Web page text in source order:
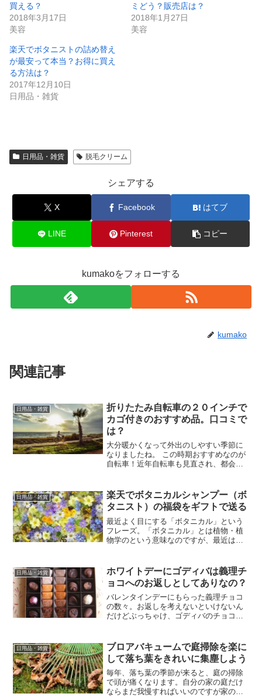
買える？
2018年3月17日
美容
ミどう？販売店は？
2018年1月27日
美容
楽天でボタニストの詰め替え
が最安って本当？お得に買え
る方法は？
2017年12月10日
日用品・雑貨
日用品・雑貨 脱毛クリーム
シェアする
X Facebook はてブ
LINE Pinterest コピー
kumakoをフォローする
kumako
関連記事
日用品・雑貨
折りたたみ自転車の２０インチで
カゴ付きのおすすめ品。口コミで
は？
大分暖かくなって外出のしやすい季節に
なりましたね。 この時期おすすめなのが
自転車！近年自転車も見直され、都会の
地域派田舎なのでそのシステムはないで
す。笑)自転車の...
日用品・雑貨
楽天でボタニカルシャンプー（ボ
タニスト）の福袋をギフトで送る
最近よく目にする「ボタニカル」という
フレーズ。「ボタニカル」とは植物・植
物学のという意味なのですが、最近は植
ー」のラインナップがずらっと並べられ
ていますね。ボタニカルシ...
日用品・雑貨
ホワイトデーにゴディバは義理チ
ョコへのお返しとしてありなの？
バレンタインデーにもらった義理チョコ
の数々。お返しを考えないといけないん
だけどぶっちゃけ、ゴディバのチョコレ
日用品・雑貨
ブロアバキュームで庭掃除を楽に
して落ち葉をきれいに集塵しよう
毎年、落ち葉の季節が来ると、庭の掃除
で頭が痛くなります。自分の家の庭だけ
ならまだ我慢すればいいのですが家の前